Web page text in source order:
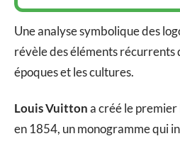
Une analyse symbolique des
révèle des éléments récurrents
époques et les cultures.
Louis Vuittona créé le
en 1854, un monogramme qui